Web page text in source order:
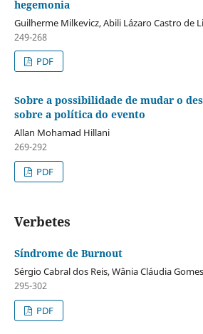
hegemonia
Guilherme Milkevicz, Abili Lázaro Castro de
249-268
PDF
Sobre a possibilidade de mudar o
sobre a política do evento
Allan Mohamad Hillani
269-292
PDF
Verbetes
Síndrome de Burnout
Sérgio Cabral dos Reis, Wânia Cláudia
295-302
PDF